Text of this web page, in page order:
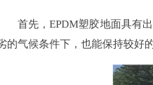
首先，EPDM塑胶地面具有出
的气候条件下，也能保持较好